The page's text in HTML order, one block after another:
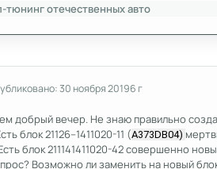
тюнинг отечественных авто
30 ноября 20196 г
добрый вечер. Не знаю правильно
блок 21126–1411020-11 (A373DB04)
блок 211141411020-42 совершенно
Возможно ли заменить на новый